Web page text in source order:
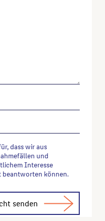
dass wir aus
und
Interesse
beantworten können.